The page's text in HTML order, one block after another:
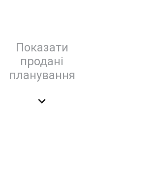
Показати
продані
планування
